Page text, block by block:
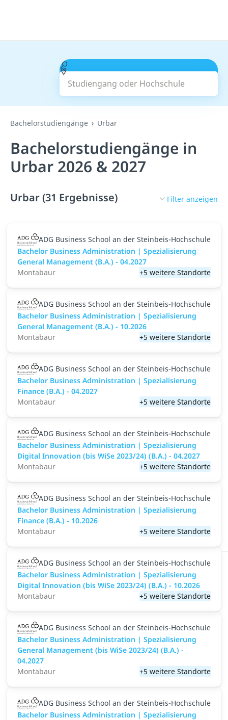
Studiengang oder Hochschule
Suchen
Bachelorstudiengänge Urbar
Bachelorstudiengänge in
Urbar 2026 & 2027
Urbar (31 Ergebnisse) Filter anzeigen
ADG Business School an der Steinbeis-Hochschule
Bachelor Business Administration | Spezialisierung
General Management (B.A.) - 04.2027
Montabaur
+5 weitere Standorte
ADG Business School an der Steinbeis-Hochschule
Bachelor Business Administration | Spezialisierung
General Management (B.A.) - 10.2026
Montabaur
+5 weitere Standorte
ADG Business School an der Steinbeis-Hochschule
Bachelor Business Administration | Spezialisierung
Finance (B.A.) - 04.2027
Montabaur
+5 weitere Standorte
ADG Business School an der Steinbeis-Hochschule
Bachelor Business Administration | Spezialisierung
Digital Innovation (bis WiSe 2023/24) (B.A.) - 04.2027
Montabaur
+5 weitere Standorte
ADG Business School an der Steinbeis-Hochschule
Bachelor Business Administration | Spezialisierung
Finance (B.A.) - 10.2026
Montabaur
+5 weitere Standorte
ADG Business School an der Steinbeis-Hochschule
Bachelor Business Administration | Spezialisierung
Digital Innovation (bis WiSe 2023/24) (B.A.) - 10.2026
Montabaur
+5 weitere Standorte
ADG Business School an der Steinbeis-Hochschule
Bachelor Business Administration | Spezialisierung
General Management (bis WiSe 2023/24) (B.A.) -
04.2027
Montabaur
+5 weitere Standorte
ADG Business School an der Steinbeis-Hochschule
Bachelor Business Administration | Spezialisierung